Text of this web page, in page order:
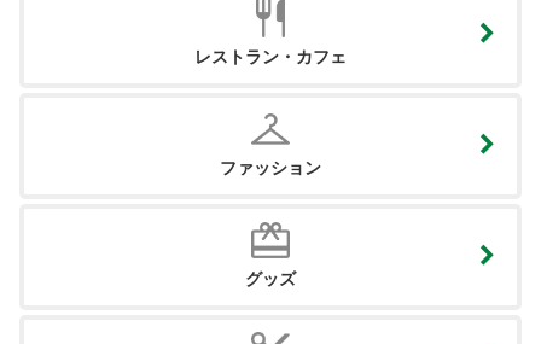
レストラン・カフェ
ファッション
グッズ